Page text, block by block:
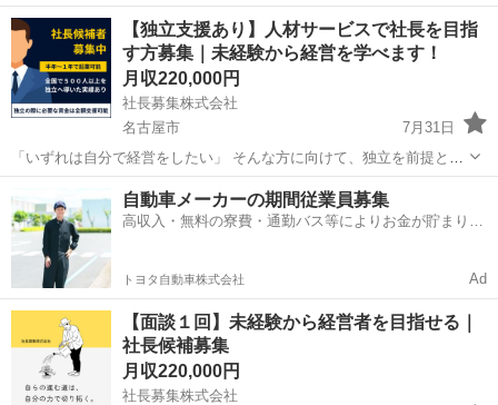
（規定あり） ★スピード就業（最短翌日） ★LINE面談OK ★タトゥー
相談可 ■ お仕事例 ・アパートの清掃 ・医薬品の梱包...
愛知 犬山市 犬山駅 その他 単純作業
【独立支援あり】人材サービスで社長を目指
す方募集｜未経験から経営を学べます！
月収220,000円
社長募集株式会社
名古屋市
7月31日
「いずれは自分で経営をしたい」 そんな方に向けて、独立を前提とし
た社長候補の募集です！ 〈 どんな仕事？ 〉 人材サービスに関わる業
務を担当していただきます。 ・イベントや現場の人材手配 ・スタッ
フ...
名古屋市 その他 未経験
自動車メーカーの期間従業員募集
高収入・無料の寮費・通勤バス等によりお金が貯まりや
トヨタ自動車株式会社 Ad
【面談１回】未経験から経営者を目指せる｜
社長候補募集
月収220,000円
社長募集株式会社